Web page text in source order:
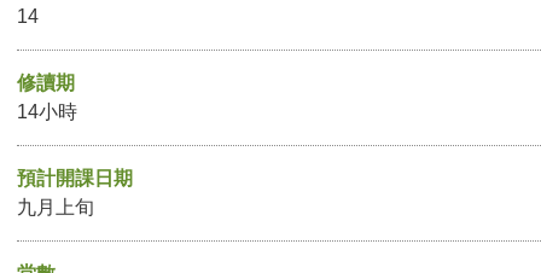
14
修讀期
14小時
預計開課日期
九月上旬